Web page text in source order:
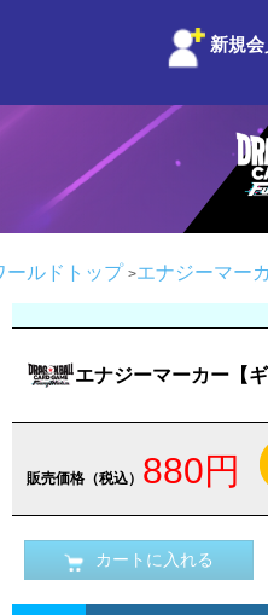
新規
ールドトップ エナジーマー
エナジーマーカー【
販売価格（税込） 880円
カートに入れる